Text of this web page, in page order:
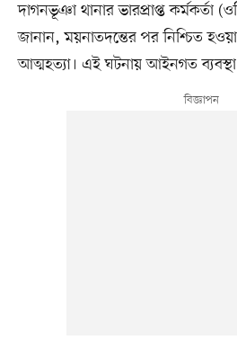
দাগনভূঞা থানার ভারপ্রাপ্ত কর্মকর্তা
জানান, ময়নাতদন্তের পর নিশ্চিত
আত্মহত্যা। এই ঘটনায় আইনগত